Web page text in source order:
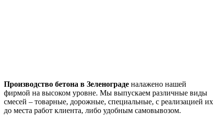
Производство бетона в Зеленограде налажено нашей
фирмой на высоком уровне. Мы выпускаем различные виды
смесей – товарные, дорожные, специальные, с реализацией их
до места работ клиента, либо удобным самовывозом.